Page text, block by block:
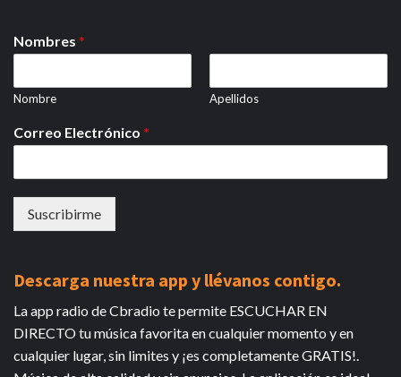
Nombres *
Nombre Apellidos
Correo Electrónico *
Suscribirme
Descarga nuestra app y llévanos contigo.
La app radio de Cbradio te permite ESCUCHAR EN
DIRECTO tu música favorita en cualquier momento y en
cualquier lugar, sin limites y ¡es completamente GRATIS!.